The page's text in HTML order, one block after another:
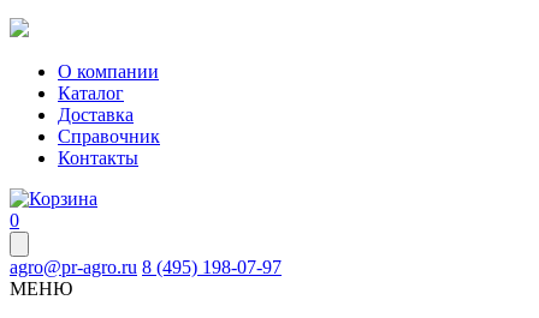
О компании
Каталог
Доставка
Справочник
Контакты
0
agro@pr-agro.ru 8 (495) 198-07-97
МЕНЮ